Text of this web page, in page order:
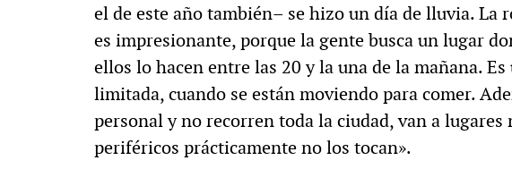
el de este año también– se hizo un día de lluvia. La
es impresionante, porque la gente busca un lugar
ellos lo hacen entre las 20 y la una de la mañana.
limitada, cuando se están moviendo para comer.
personal y no recorren toda la ciudad, van a lugares
periféricos prácticamente no los tocan».